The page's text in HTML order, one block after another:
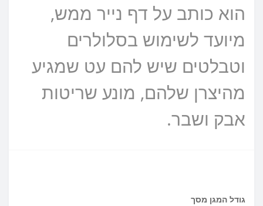
הוא כותב על דף נייר ממש,
מיועד לשימוש בסלולרים
וטבלטים שיש להם עט שמגיע
מהיצרן שלהם, מונע שריטות
אבק ושבר.
גודל המגן מסך